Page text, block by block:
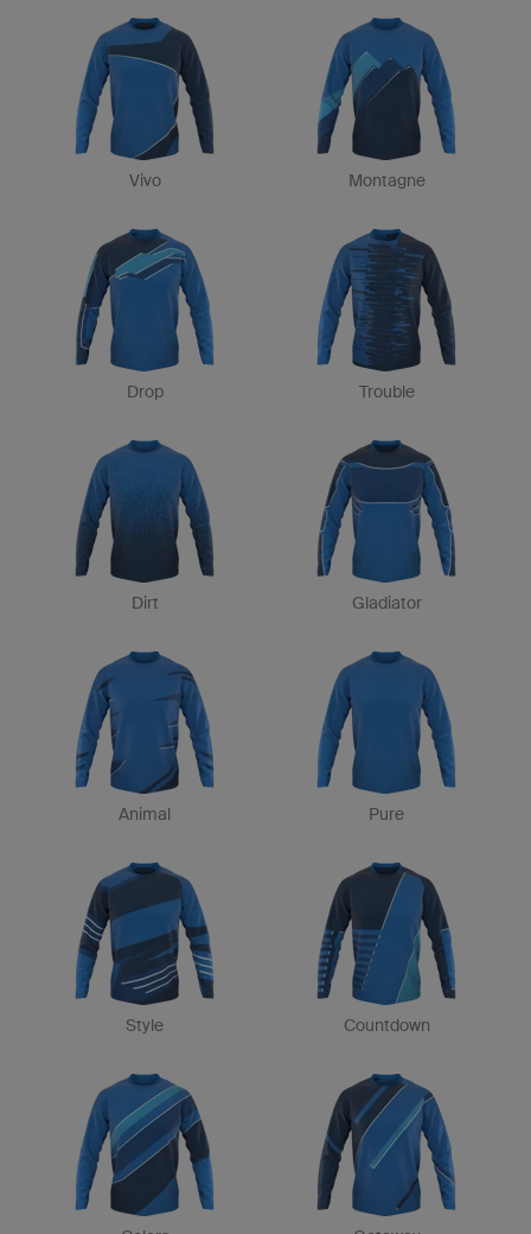
Vivo Montagne
Drop Trouble
Dirt Gladiator
Animal Pure
Style Countdown